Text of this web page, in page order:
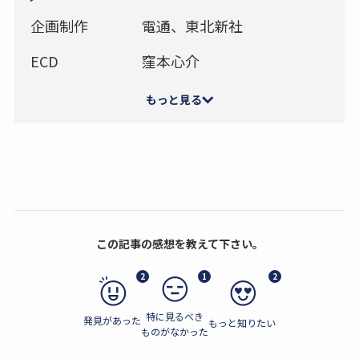
企画制作
電通、東北新社
ECD
窪本心介
もっと見る
この記事の感想を教えて下さい。
2
発見があった
1
特に見るべき
ものがなかった
2
もっと知りたい